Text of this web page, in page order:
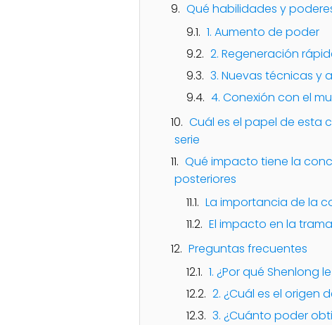
Qué habilidades y
1. Aumento de poder
2. Regeneración
3. Nuevas técnicas y
4. Conexión con el
Cuál es el papel de esta
serie
Qué impacto tiene la
posteriores
La importancia de la
El impacto en la
Preguntas frecuentes
1. ¿Por qué Shenlong
2. ¿Cuál es el origen
3. ¿Cuánto poder